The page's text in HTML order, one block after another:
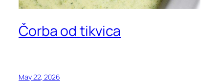
Čorba od tikvica
May 22, 2026